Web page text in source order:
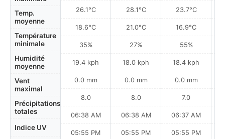
Temp.
moyenne
Température
minimale
Humidité
moyenne
Vent
maximal
Précipitations
totales
Indice UV
26.1°C
18.6°C
35%
19.4 kph
0.0 mm
8.0
06:38 AM
05:55 PM
28.1°C
21.0°C
27%
18.0 kph
0.0 mm
8.0
06:38 AM
05:55 PM
23.7°C
16.9°C
55%
18.4 kph
0.0 mm
7.0
06:37 AM
05:55 PM